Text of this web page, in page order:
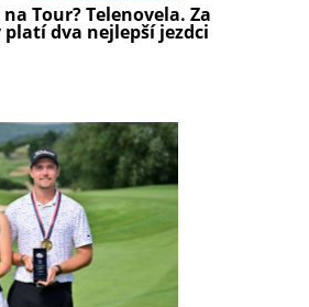
Tour? Telenovela. Za
dva nejlepší jezdci